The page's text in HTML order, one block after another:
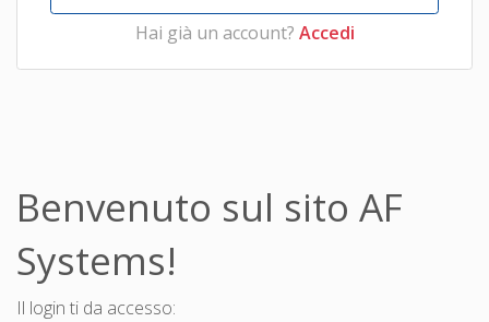
Hai già un account? Accedi
Benvenuto sul sito AF
Systems!
Il login ti da accesso: